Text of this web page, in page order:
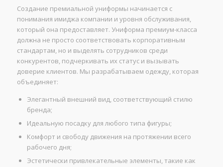
Создание премиальной униформы начинается с
понимания имиджа компании и уровня обслуживания,
который она предоставляет. Униформа премиум-класса
должна не просто соответствовать корпоративным
стандартам, но и выделять сотрудников среди
конкурентов, подчеркивать их статус и вызывать
доверие клиентов. Мы разрабатываем одежду, которая
объединяет:
Элегантный внешний вид, соответствующий стилю
бренда;
Идеальную посадку для любого типа фигуры;
Комфорт и свободу движения на протяжении всего
рабочего дня;
Эстетически привлекательные элементы, такие как